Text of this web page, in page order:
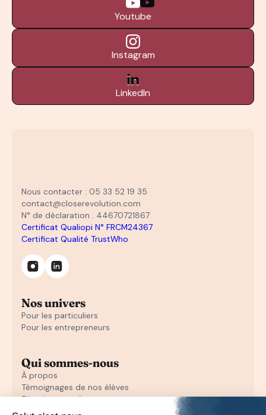
Youtube
Instagram
LinkedIn
Nous contacter : 05 33 52 19 35
contact@closerevolution.com
N° de déclaration : 44670721867
Certificat Qualiopi N° FRCM24367
Certificat Qualité TrustWho
Nos univers
Pour les particuliers
Pour les entrepreneurs
Qui sommes-nous
À propos
Témoignages de nos élèves
Témoignages d'entrepreneurs